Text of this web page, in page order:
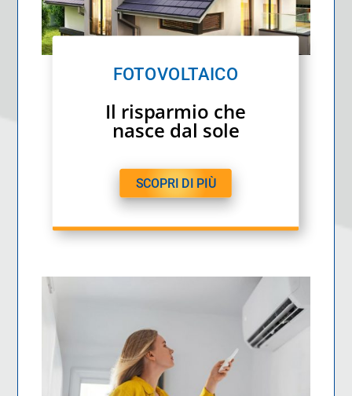
FOTOVOLTAICO
Il risparmio che
nasce dal sole
SCOPRI DI PIÙ